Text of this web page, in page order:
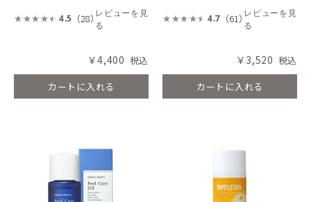
4.5 （28） レビューを見
る
￥4,400
カートに入れる
4.7 （61） レビューを見
る
￥3,520
カートに入れる